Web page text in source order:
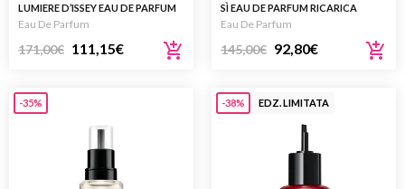
LUMIERE D’ISSEY EAU DE PARFUM
REFILL RICARICA 150ML
Eau De Parfum
171,00€ 111,15€
SÌ EAU DE PARFUM RICARICA
REFILL 100ML
Eau De Parfum
145,00€ 92,80€
-35% -38% EDZ. LIMITATA